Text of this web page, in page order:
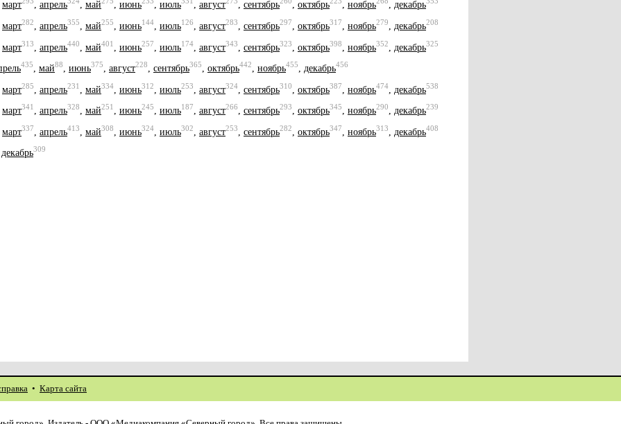
март , апрель , май , июнь , июль , август , сентябрь , октябрь , ноябрь , декабрь
март282 апрель355 май255 июнь144 июль126 август283 сентябрь297 октябрь317 ноябрь279 декабрь208
март313 апрель440 май401 июнь257 июль174 август343 сентябрь323 октябрь398 ноябрь352 декабрь325
435, май88, июнь375, август228, сентябрь365, октябрь442, ноябрь455, декабрь456
март285 апрель231 май334 июнь312 июль253 август324 сентябрь310 октябрь387 ноябрь474 декабрь538
март341, апрель328, май251, июнь245, июль187, август266, сентябрь293, октябрь345, ноябрь290, декабрь239
март337 апрель413 май308 июнь324 июль302 август253 сентябрь282 октябрь347 ноябрь313 декабрь408
декабрь309
• Карта сайта